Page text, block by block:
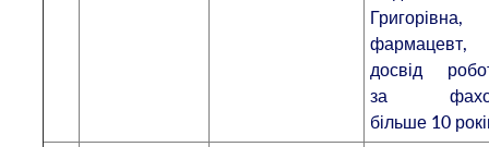
Григорівна,
фармацевт,
досвід
за
більше 10